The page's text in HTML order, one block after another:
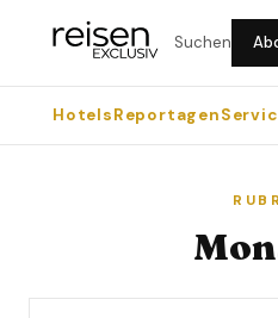
Suchen
HotelsReportagen